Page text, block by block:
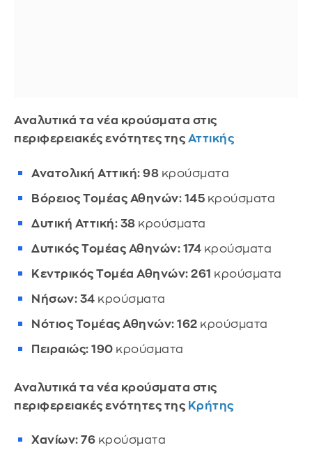
Αναλυτικά τα νέα κρούσματα στις
περιφερειακές ενότητες της Αττικής
Ανατολική Αττική: 98 κρούσματα
Βόρειος Τομέας Αθηνών: 145 κρούσματα
Δυτική Αττική: 38 κρούσματα
Δυτικός Τομέας Αθηνών: 174 κρούσματα
Κεντρικός Τομέα Αθηνών: 261 κρούσματα
Νήσων: 34 κρούσματα
Νότιος Τομέας Αθηνών: 162 κρούσματα
Πειραιώς: 190 κρούσματα
Αναλυτικά τα νέα κρούσματα στις
περιφερειακές ενότητες της Κρήτης
Χανίων: 76 κρούσματα